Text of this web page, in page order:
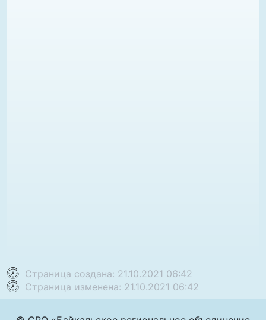
Страница создана: 21.10.2021 06:42
Страница изменена: 21.10.2021 06:42